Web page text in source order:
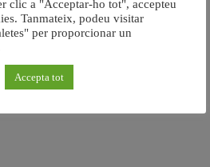
clic a "Acceptar-ho tot", accepteu
Tanmateix, podeu visitar
per proporcionar un
Accepta tot